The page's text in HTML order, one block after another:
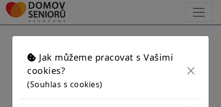
Strava na pokojích z
technických důvodů
×
Jak můžeme pracovat s Vašimi
cookies?
(Souhlas s cookies)